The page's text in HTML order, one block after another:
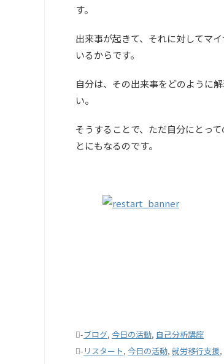
す。
出来事が起きて、それに対してマ
いるからです。
自分は、その出来事をどのように
い。
そうすることで、ただ自分にとっ
とにもなるのです。
-ブログ, 今日の活動, 自己分析講座
- リスタート, 今日の活動, 就労移行支援,